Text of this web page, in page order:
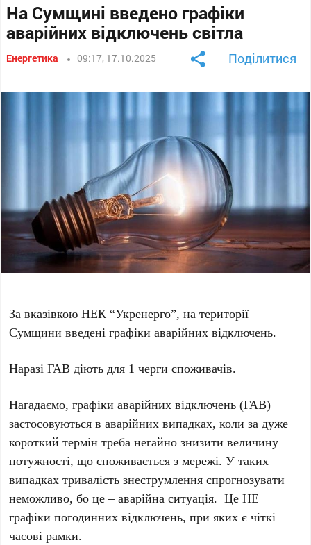
На Сумщині введено графіки
аварійних відключень світла
Енергетика 09:17, 17.10.2025 Поділитися
За вказівкою НЕК “Укренерго”, на території
Сумщини введені графіки аварійних відключень.
Наразі ГАВ діють для 1 черги споживачів.
Нагадаємо, графіки аварійних відключень (ГАВ)
застосовуються в аварійних випадках, коли за дуже
короткий термін треба негайно знизити величину
потужності, що споживається з мережі. У таких
випадках тривалість знеструмлення спрогнозувати
неможливо, бо це – аварійна ситуація. Це НЕ
графіки погодинних відключень, при яких є чіткі
часові рамки.